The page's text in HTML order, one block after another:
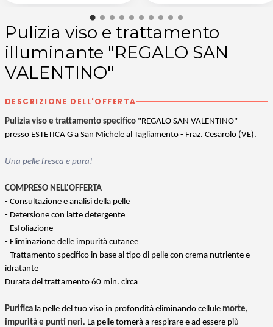
Pulizia viso e trattamento
illuminante "REGALO SAN
VALENTINO"
DESCRIZIONE DELL'OFFERTA
Pulizia viso e trattamento specifico "REGALO SAN VALENTINO"
presso ESTETICA G a San Michele al Tagliamento - Fraz. Cesarolo (VE).
Una pelle fresca e pura!
COMPRESO NELL'OFFERTA
- Consultazione e analisi della pelle
- Detersione con latte detergente
- Esfoliazione
- Eliminazione delle impurità cutanee
- Trattamento specifico in base al tipo di pelle con crema nutriente e
idratante
Durata del trattamento 60 min. circa
Purifica la pelle del tuo viso in profondità eliminando cellule morte,
impurità e punti neri. La pelle tornerà a respirare e ad essere più